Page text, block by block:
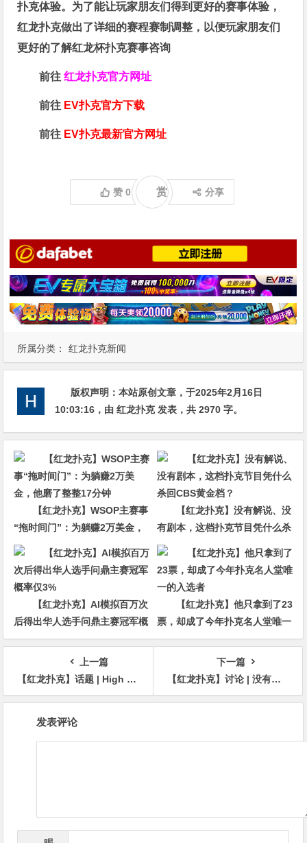
所属分类： 红龙扑克新闻
扑克体验。为了能让玩家朋友们得到更好的赛事体验，
红龙扑克做出了详细的赛程赛制调整，以便玩家朋友们
更好的了解红龙杯扑克赛事咨询
前往红龙扑克官方网址
前往 EV扑克官方下载
前往 EV扑克最新官方网址
赞0 赏 分享
版权声明：本站原创文章，于2025年2月16日
10:03:16 ，由红龙扑克发表，共 2970 字。
【红龙扑克】WSOP主赛事
“拖时间门”：为躺赚2万美金，
他磨了整整17分钟
【红龙扑克】没有解说、没
有剧本，这档扑克节目凭什么杀
回CBS黄金档？
【红龙扑克】AI模拟百万次
后得出华人选手问鼎主赛冠军概
率仅3%
【红龙扑克】他只拿到了23
票，却成了今年扑克名人堂唯一
的入选者
上一篇
【红龙扑克】话题 | High Stakes Poker史上最大底池记录险些被打破
下一篇
【红龙扑克】讨论 | 没有人知道你的范围是否平衡
发表评论